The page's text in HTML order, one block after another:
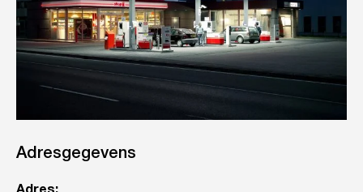
Adresgegevens